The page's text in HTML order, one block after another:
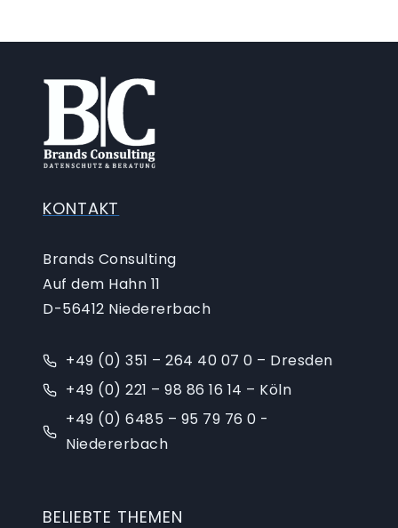
KONTAKT
Brands Consulting
Auf dem Hahn 11
D-56412 Niedererbach
+49 (0) 351 – 264 40 07 0 – Dresden
+49 (0) 221 – 98 86 16 14 – Köln
+49 (0) 6485 – 95 79 76 0 -
Niedererbach
BELIEBTE THEMEN